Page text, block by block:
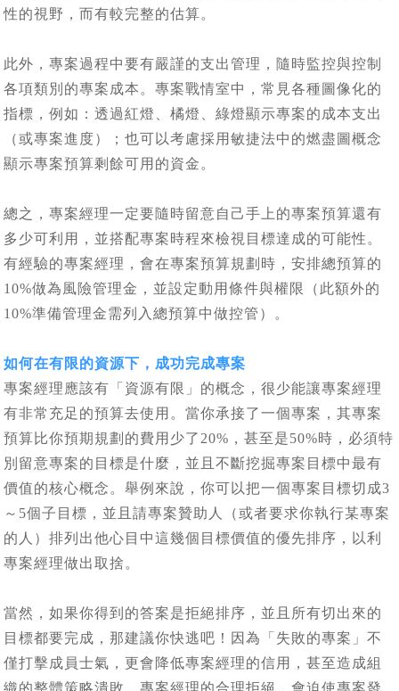
性的視野，而有較完整的估算。
此外，專案過程中要有嚴謹的支出管理，隨時監控與控制
各項類別的專案成本。專案戰情室中，常見各種圖像化的
指標，例如：透過紅燈、橘燈、綠燈顯示專案的成本支出
（或專案進度）；也可以考慮採用敏捷法中的燃盡圖概念
顯示專案預算剩餘可用的資金。
總之，專案經理一定要隨時留意自己手上的專案預算還有
多少可利用，並搭配專案時程來檢視目標達成的可能性。
有經驗的專案經理，會在專案預算規劃時，安排總預算的
10%做為風險管理金，並設定動用條件與權限（此額外的
10%準備管理金需列入總預算中做控管）。
如何在有限的資源下，成功完成專案
專案經理應該有「資源有限」的概念，很少能讓專案經理
有非常充足的預算去使用。當你承接了一個專案，其專案
預算比你預期規劃的費用少了20%，甚至是50%時，必須特
別留意專案的目標是什麼，並且不斷挖掘專案目標中最有
價值的核心概念。舉例來說，你可以把一個專案目標切成3
～5個子目標，並且請專案贊助人（或者要求你執行某專案
的人）排列出他心目中這幾個目標價值的優先排序，以利
專案經理做出取捨。
當然，如果你得到的答案是拒絕排序，並且所有切出來的
目標都要完成，那建議你快逃吧！因為「失敗的專案」不
僅打擊成員士氣，更會降低專案經理的信用，甚至造成組
織的整體策略潰敗。專案經理的合理拒絕，會迫使專案發